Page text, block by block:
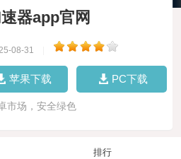
器app官网
08-31
苹果下载 PC下载
市场，安全绿色
排行